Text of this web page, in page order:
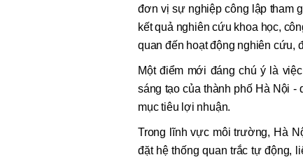
đơn vị sự nghiệp công lập tham
kết quả nghiên cứu khoa học,
quan đến hoạt động nghiên cứu,
Một điểm mới đáng chú ý là
sáng tạo của thành phố Hà Nội
mục tiêu lợi nhuận.
Trong lĩnh vực môi trường, Hà
đặt hệ thống quan trắc tự động,